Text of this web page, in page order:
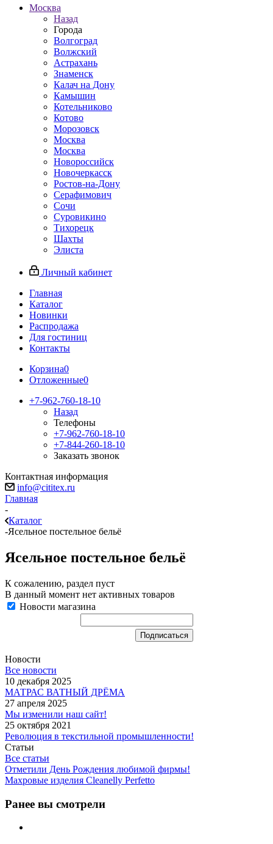
Москва
Назад
Города
Волгоград
Волжский
Астрахань
Знаменск
Калач на Дону
Камышин
Котельниково
Котово
Морозовск
Москва
Москва
Новороссийск
Новочеркасск
Ростов-на-Дону
Серафимович
Сочи
Суровикино
Тихорецк
Шахты
Элиста
Личный кабинет
Главная
Каталог
Новинки
Распродажа
Для гостиниц
Контакты
Корзина0
Отложенные0
+7-962-760-18-10
Назад
Телефоны
+7-962-760-18-10
+7-844-260-18-10
Заказать звонок
Контактная информация
info@cititex.ru
Главная
-
Каталог
-Ясельное постельное бельё
Ясельное постельное бельё
К сожалению, раздел пуст
В данный момент нет активных товаров
Новости магазина
Новости
Все новости
10 декабря 2025
МАТРАС ВАТНЫЙ ДРЁМА
27 апреля 2025
Мы изменили наш сайт!
25 октября 2021
Революция в текстильной промышленности!
Статьи
Все статьи
Отметили День Рождения любимой фирмы!
Махровые изделия Cleanelly Perfetto
Ранее вы смотрели